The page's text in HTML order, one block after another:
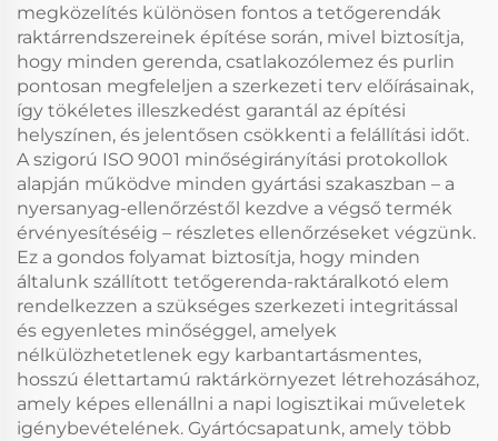
megközelítés különösen fontos a tetőgerendák
raktárrendszereinek építése során, mivel biztosítja,
hogy minden gerenda, csatlakozólemez és purlin
pontosan megfeleljen a szerkezeti terv előírásainak,
így tökéletes illeszkedést garantál az építési
helyszínen, és jelentősen csökkenti a felállítási időt.
A szigorú ISO 9001 minőségirányítási protokollok
alapján működve minden gyártási szakaszban – a
nyersanyag-ellenőrzéstől kezdve a végső termék
érvényesítéséig – részletes ellenőrzéseket végzünk.
Ez a gondos folyamat biztosítja, hogy minden
általunk szállított tetőgerenda-raktáralkotó elem
rendelkezzen a szükséges szerkezeti integritással
és egyenletes minőséggel, amelyek
nélkülözhetetlenek egy karbantartásmentes,
hosszú élettartamú raktárkörnyezet létrehozásához,
amely képes ellenállni a napi logisztikai műveletek
igénybevételének. Gyártócsapatunk, amely több